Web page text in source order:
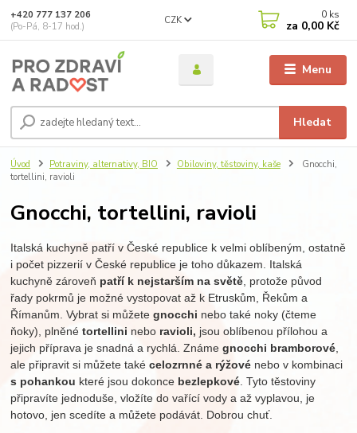
Menu
CZK
Hledat
+420 777 137 206
(Po-Pá, 8-17 hod.)
0 ks
za 0,00 Kč
Úvod Potraviny, alternativy, BIO Obiloviny, těstoviny, kaše
Gnocchi,
tortellini, ravioli
Gnocchi, tortellini, ravioli
Italská kuchyně patří v České republice k velmi oblíbeným, ostatně
i počet pizzerií v České republice je toho důkazem. Italská
kuchyně zároveň patří k nejstarším na světě , protože původ
řady pokrmů je možné vystopovat až k Etruskům, Řekům a
Římanům. Vybrat si můžetegnocchi nebo také noky (čteme
ňoky), plněnétortellini nebo ravioli, jsou oblíbenou přílohou a
jejich příprava je snadná a rychlá. Známegnocchi bramborové
ale připravit si můžete takécelozrnné a rýžové nebo v kombinaci
s pohankou které jsou dokonce bezlepkové . Tyto těstoviny
připravíte jednoduše, vložíte do vařící vody a až vyplavou, je
hotovo, jen scedíte a můžete podávát. Dobrou chuť.